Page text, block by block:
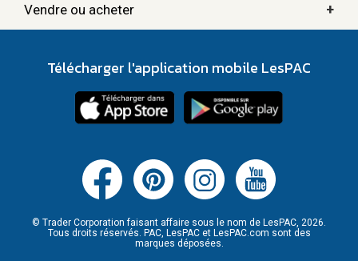
Vendre ou acheter +
Télécharger l'application mobile LesPAC
© Trader Corporation faisant affaire sous le nom de LesPAC, 2026.
Tous droits réservés. PAC, LesPAC et LesPAC.com sont des
marques déposées.